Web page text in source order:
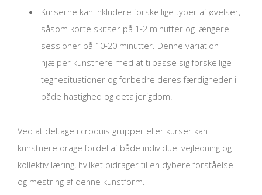
Kurserne kan inkludere forskellige typer af øvelser,
såsom korte skitser på 1-2 minutter og længere
sessioner på 10-20 minutter. Denne variation
hjælper kunstnere med at tilpasse sig forskellige
tegnesituationer og forbedre deres færdigheder i
både hastighed og detaljerigdom.
Ved at deltage i croquis grupper eller kurser kan
kunstnere drage fordel af både individuel vejledning og
kollektiv læring, hvilket bidrager til en dybere forståelse
og mestring af denne kunstform.